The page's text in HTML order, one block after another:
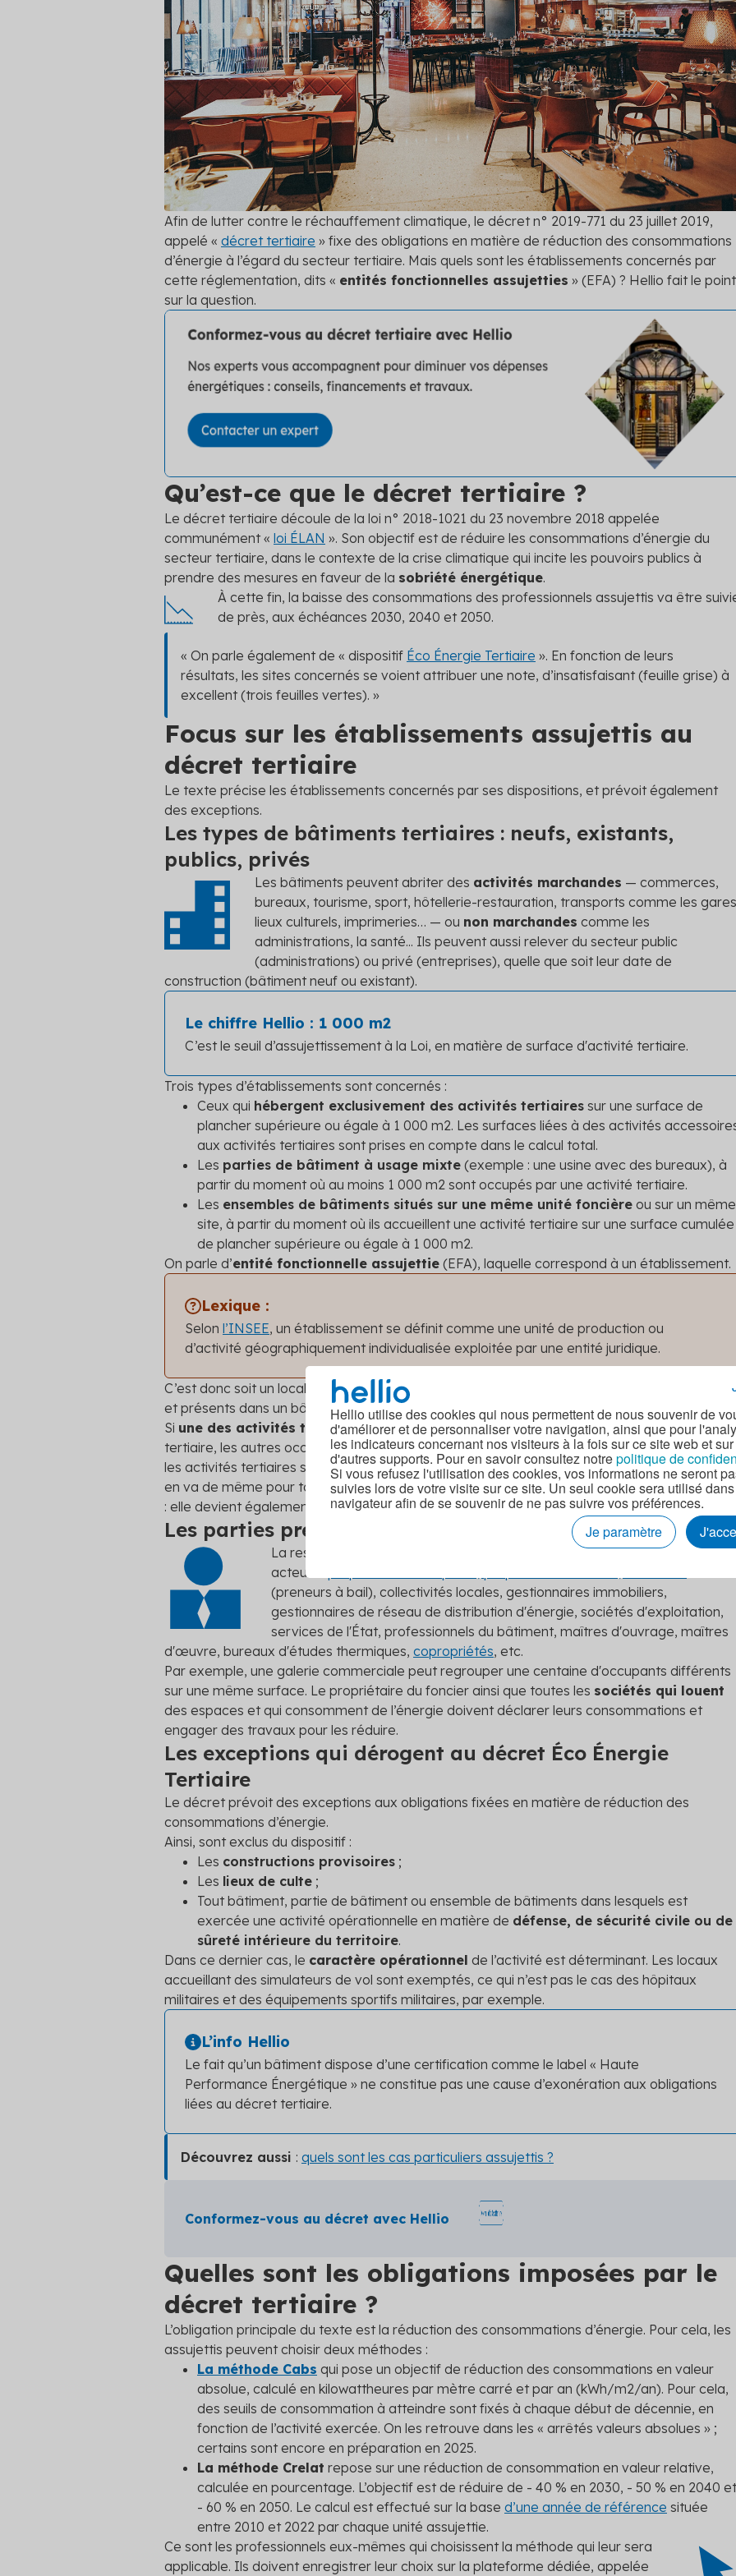
Hellio utilise des cookies qui nous permettent de nous souvenir de
d'améliorer et de personnaliser votre navigation, ainsi que pour
les indicateurs concernant nos visiteurs à la fois sur ce site web et sur
d'autres supports. Pour en savoir consultez notrepolitique de
Si vous refusez l'utilisation des cookies, vos informations ne seront
suivies lors de votre visite sur ce site. Un seul cookie sera utilisé
navigateur afin de se souvenir de ne pas suivre vos préférences.
Je paramètre
Simulateur Hellio : rejoignez la
plateforme
Découvrez les primes auxquelles vous
pouvez prétendre
Voir toutes les solutions
Professionnels du bâtiment
autres clients
Afin de lutter contre le réchauffement climatique, le décret n° 2019-771 du 23 juillet 2019,
appelé « décret tertiaire » fixe des obligations en matière de réduction des consommations
d’énergie à l’égard du secteur tertiaire. Mais quels sont les établissements concernés par
cette réglementation, dits « entités fonctionnelles assujetties » (EFA) ? Hellio fait le point
sur la question.
Qu’est-ce que le décret tertiaire ?
Le décret tertiaire découle de la loi n° 2018-1021 du 23 novembre 2018 appelée
communément « loi ÉLAN ». Son objectif est de réduire les consommations d’énergie du
secteur tertiaire, dans le contexte de la crise climatique qui incite les pouvoirs publics à
prendre des mesures en faveur de la sobriété énergétique.
À cette fin, la baisse des consommations des professionnels assujettis va être
de près, aux échéances 2030, 2040 et 2050.
« On parle également de « dispositif Éco Énergie Tertiaire ». En fonction de leurs
résultats, les sites concernés se voient attribuer une note, d’insatisfaisant (feuille grise) à
excellent (trois feuilles vertes). »
Focus sur les établissements assujettis au
décret tertiaire
Le texte précise les établissements concernés par ses dispositions, et prévoit également
des exceptions.
Les types de bâtiments tertiaires : neufs, existants,
publics, privés
Les bâtiments peuvent abriter des activités marchandes — commerces,
bureaux, tourisme, sport, hôtellerie-restauration, transports comme les
lieux culturels, imprimeries… — ou non marchandes comme les
administrations, la santé... Ils peuvent aussi relever du secteur public
(administrations) ou privé (entreprises), quelle que soit leur date de
construction (bâtiment neuf ou existant).
Le chiffre Hellio : 1 000 m2
C’est le seuil d’assujettissement à la Loi, en matière de surface d'activité tertiaire.
Trois types d’établissements sont concernés :
Ceux qui hébergent exclusivement des activités tertiaires sur une surface de
plancher supérieure ou égale à 1 000 m2. Les surfaces liées à des activités
aux activités tertiaires sont prises en compte dans le calcul total.
Les parties de bâtiment à usage mixte (exemple : une usine avec des bureaux), à
partir du moment où au moins 1 000 m2 sont occupés par une activité tertiaire.
Les ensembles de bâtiments situés sur une même unité foncière ou sur un même
site, à partir du moment où ils accueillent une activité tertiaire sur une surface cumulée
de plancher supérieure ou égale à 1 000 m2.
On parle d’entité fonctionnelle assujettie (EFA), laquelle correspond à un établissement.
Lexique :
Selon l’INSEE, un établissement se définit comme une unité de production ou
d’activité géographiquement individualisée exploitée par une entité juridique.
C’est donc soit un local individuel, soit un ensemble de locaux abritant des activités
et présents dans un bâtiment, une partie de bâtiment ou un ensemble de bâtiments.
Si une des activités tertiaires cessedans un bâtiment initialement soumis au décret
tertiaire, les autres occupants ou bailleurs continuent à y être assujettis, quand bien même
les activités tertiaires seraient dorénavant exercées sur une surface inférieure à 1 000 m2.
en va de même pour toute nouvelle activité tertiaire qui intégrerait un bâtiment déjà
: elle devient également
soumise au décret tertiaire.
Les parties prenantes assujetties
La responsabilité de respecter le décret est partagée entre plusieurs
acteurs :
(preneurs à bail), collectivités locales, gestionnaires immobiliers,
gestionnaires de réseau de distribution d'énergie, sociétés d'exploitation,
services de l'État, professionnels du bâtiment, maîtres d'ouvrage, maîtres
d'œuvre, bureaux d'études thermiques, copropriétés, etc.
Par exemple, une galerie commerciale peut regrouper une centaine d'occupants différents
sur une même surface. Le propriétaire du foncier ainsi que toutes les sociétés qui louent
des espaces et qui consomment de l’énergie doivent déclarer leurs consommations et
engager des travaux pour les réduire.
Les exceptions qui dérogent au décret Éco Énergie
Tertiaire
Le décret prévoit des exceptions aux obligations fixées en matière de réduction des
consommations d’énergie.
Ainsi, sont exclus du dispositif :
Les constructions provisoires ;
Les lieux de culte ;
Tout bâtiment, partie de bâtiment ou ensemble de bâtiments dans lesquels est
exercée une activité opérationnelle en matière de défense, de sécurité civile ou de
sûreté intérieure du territoire.
Dans ce dernier cas, le caractère opérationnel de l’activité est déterminant. Les locaux
accueillant des simulateurs de vol sont exemptés, ce qui n’est pas le cas des hôpitaux
militaires et des équipements sportifs militaires, par exemple.
L’info Hellio
Le fait qu’un bâtiment dispose d’une certification comme le label « Haute
Performance Énergétique » ne constitue pas une cause d’exonération aux obligations
liées au décret tertiaire.
Découvrez aussi : quels sont les cas particuliers assujettis ?
Conformez-vous au décret avec Hellio
Quelles sont les obligations imposées par le
décret tertiaire ?
L’obligation principale du texte est la réduction des consommations d’énergie. Pour cela, les
assujettis peuvent choisir deux méthodes :
La méthode Cabs qui pose un objectif de réduction des consommations en valeur
absolue, calculé en kilowattheures par mètre carré et par an (kWh/m2/an). Pour cela,
des seuils de consommation à atteindre sont fixés à chaque début de décennie, en
fonction de l’activité exercée. On les retrouve dans les « arrêtés valeurs absolues » ;
certains sont encore en préparation en 2025.
La méthode Crelat repose sur une réduction de consommation en valeur relative,
calculée en pourcentage. L’objectif est de réduire de - 40 % en 2030, - 50 % en 2040 et
- 60 % en 2050. Le calcul est effectué sur la base d’une année de référence située
entre 2010 et 2022 par chaque unité assujettie.
Ce sont les professionnels eux-mêmes qui choisissent la méthode qui leur sera
applicable. Ils doivent enregistrer leur choix sur la plateforme dédiée, appelée